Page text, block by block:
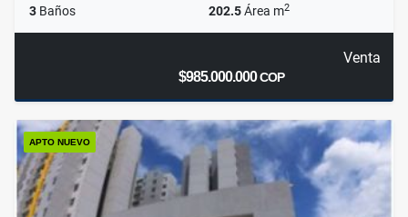
3 Baños 202.5Área m2
Venta
$985.000.000COP
APTO NUEVO